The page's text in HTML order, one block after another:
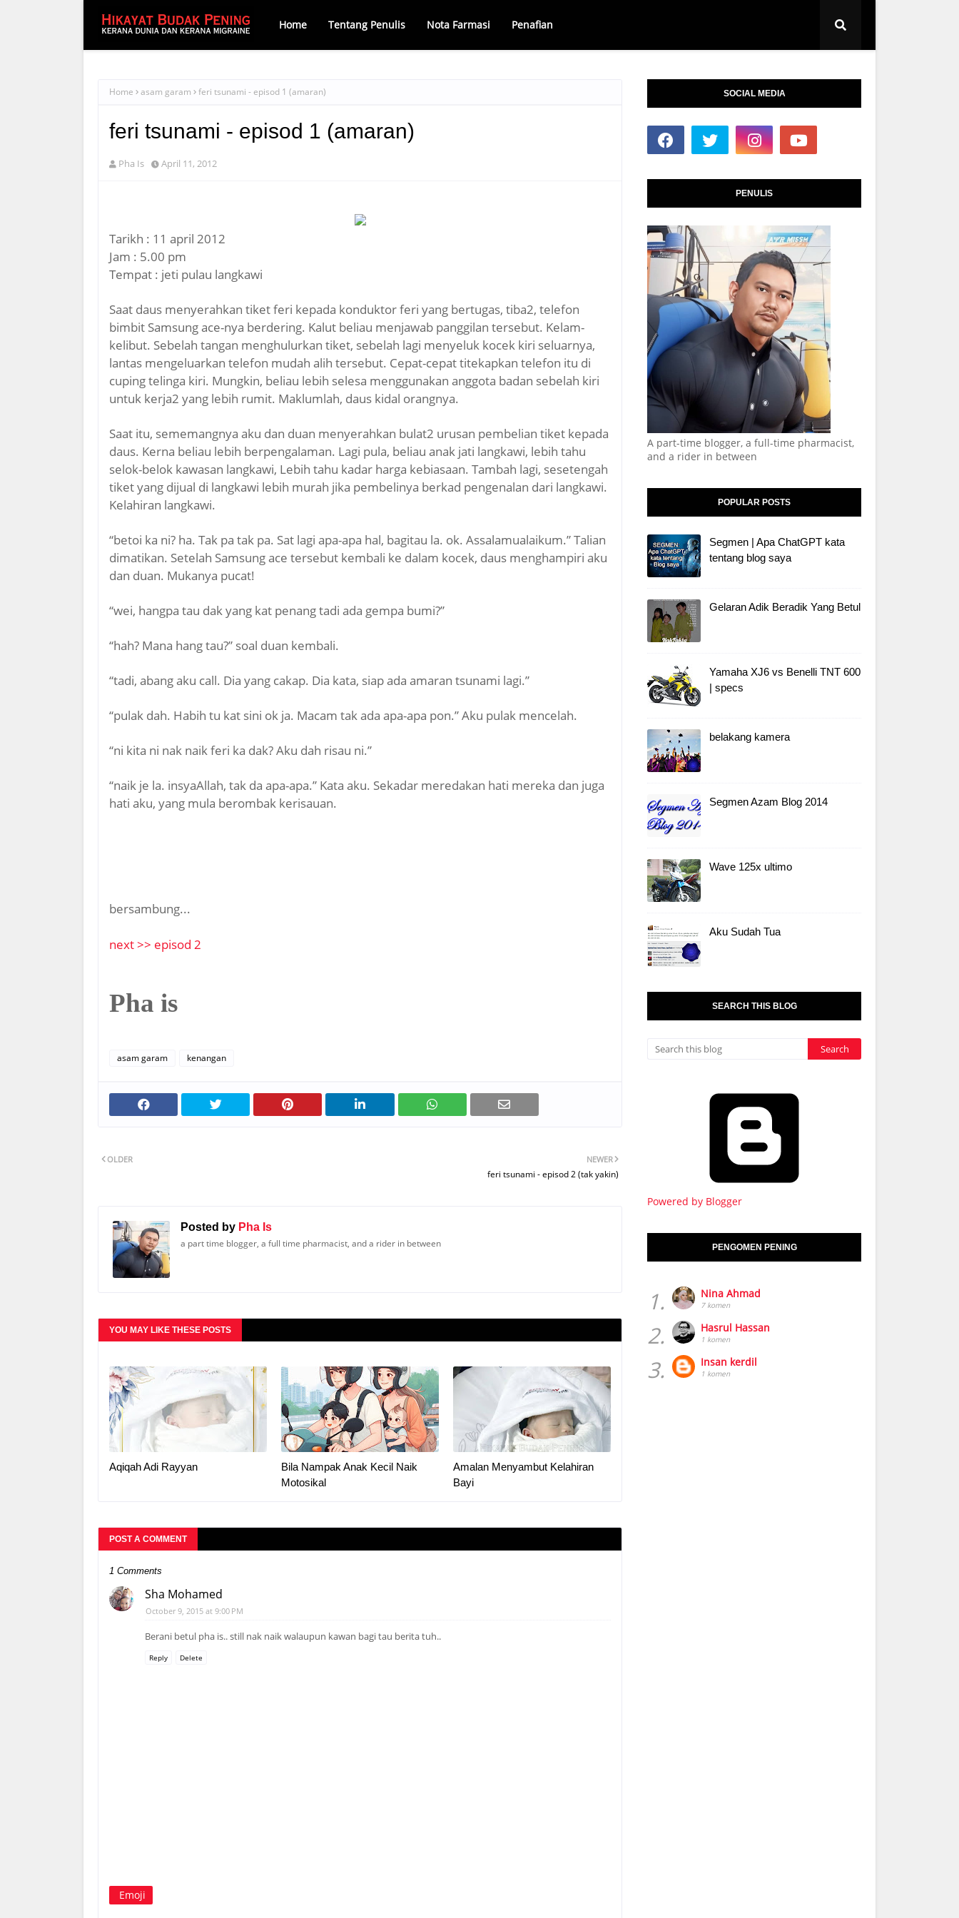
Home Tentang Penulis Nota Farmasi Penafian
Home asam garam feri tsunami - episod 1 (amaran)
feri tsunami - episod 1 (amaran)
Pha Is April 11, 2012
Tarikh : 11 april 2012
Jam : 5.00 pm
Tempat : jeti pulau langkawi
Saat daus menyerahkan tiket feri kepada konduktor feri yang bertugas, tiba2, telefon
bimbit Samsung ace-nya berdering. Kalut beliau menjawab panggilan tersebut. Kelam-
kelibut. Sebelah tangan menghulurkan tiket, sebelah lagi menyeluk kocek kiri seluarnya,
lantas mengeluarkan telefon mudah alih tersebut. Cepat-cepat titekapkan telefon itu di
cuping telinga kiri. Mungkin, beliau lebih selesa menggunakan anggota badan sebelah kiri
untuk kerja2 yang lebih rumit. Maklumlah, daus kidal orangnya.
Saat itu, sememangnya aku dan duan menyerahkan bulat2 urusan pembelian tiket kepada
daus. Kerna beliau lebih berpengalaman. Lagi pula, beliau anak jati langkawi, lebih tahu
selok-belok kawasan langkawi, Lebih tahu kadar harga kebiasaan. Tambah lagi, sesetengah
tiket yang dijual di langkawi lebih murah jika pembelinya berkad pengenalan dari langkawi.
Kelahiran langkawi.
“betoi ka ni? ha. Tak pa tak pa. Sat lagi apa-apa hal, bagitau la. ok. Assalamualaikum.” Talian
dimatikan. Setelah Samsung ace tersebut kembali ke dalam kocek, daus menghampiri aku
dan duan. Mukanya pucat!
“wei, hangpa tau dak yang kat penang tadi ada gempa bumi?”
“hah? Mana hang tau?” soal duan kembali.
“tadi, abang aku call. Dia yang cakap. Dia kata, siap ada amaran tsunami lagi.”
“pulak dah. Habih tu kat sini ok ja. Macam tak ada apa-apa pon.” Aku pulak mencelah.
“ni kita ni nak naik feri ka dak? Aku dah risau ni.”
“naik je la. insyaAllah, tak da apa-apa.” Kata aku. Sekadar meredakan hati mereka dan juga
hati aku, yang mula berombak kerisauan.
bersambung...
next >> episod 2
Pha is
asam garam kenangan
NEWER
feri tsunami - episod 2 (tak yakin)
OLDER
Posted by Pha Is
a part time blogger, a full time pharmacist, and a rider in between
YOU MAY LIKE THESE POSTS
Aqiqah Adi Rayyan
Bila Nampak Anak Kecil Naik
Motosikal
Amalan Menyambut Kelahiran
Bayi
POST A COMMENT
1 Comments
Sha Mohamed
October 9, 2015 at 9:00 PM
Berani betul pha is.. still nak naik walaupun kawan bagi tau berita tuh..
Reply Delete
Emoji
SOCIAL MEDIA
PENULIS
A part-time blogger, a full-time pharmacist,
and a rider in between
POPULAR POSTS
Segmen | Apa ChatGPT kata
tentang blog saya
Gelaran Adik Beradik Yang Betul
Yamaha XJ6 vs Benelli TNT 600
| specs
belakang kamera
Segmen Azam Blog 2014
Wave 125x ultimo
Aku Sudah Tua
SEARCH THIS BLOG
Powered by Blogger
PENGOMEN PENING
1. Nina Ahmad
7 komen
2. Hasrul Hassan
1 komen
3. Insan kerdil
1 komen